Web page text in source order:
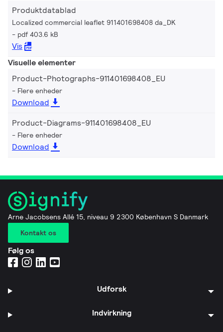
Produktdatablad
Localized commercial leaflet 911401698408 da_DK
pdf 403.6 kB
Vis
Visuelle elementer
Product-Photographs-911401698408_EU
Flere enheder
Download
Product-Diagrams-911401698408_EU
Flere enheder
Download
Arne Jacobsens Allé 15, niveau 9 2300 København S Danmark
Kontakt os
Følg os
Udforsk
Indvirkning